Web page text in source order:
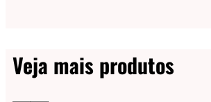
Veja mais produtos